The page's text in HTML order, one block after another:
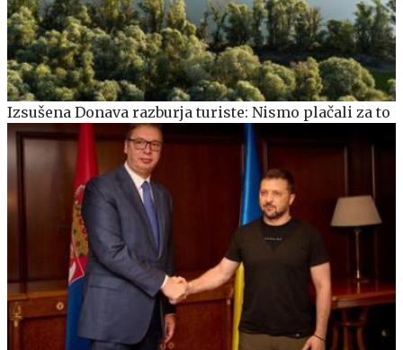
Izsušena Donava razburja turiste: Nismo plačali za to